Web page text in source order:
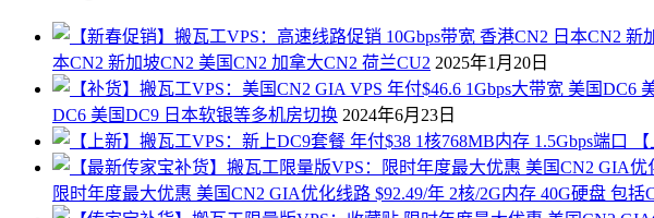
本CN2 新加坡CN2 美国CN2 加拿大CN2 荷兰CU2 2025年1月20日
DC6 美国DC9 日本软银等多机房切换 2024年6月23日
限时年度最大优惠 美国CN2 GIA优化线路 $92.49/年 2核/2G内存 40G硬盘 包括